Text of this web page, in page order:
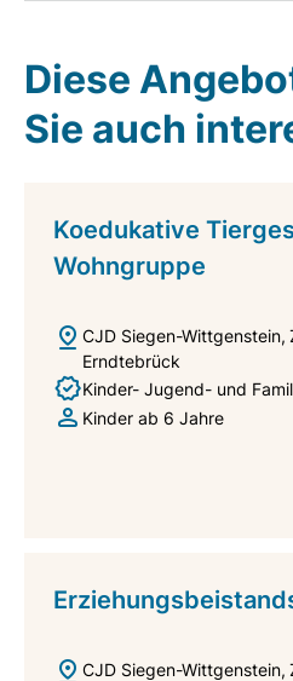
Diese
Sie auch
Koedukative
Wohngruppe
CJD Siegen-Wittgenstein
Erndtebrück
Kinder- Jugend- und
Kinder ab 6 Jahre
CJD Siegen-Wittgenstein